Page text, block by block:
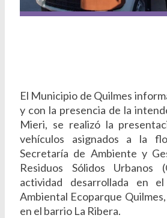
El Municipio de Quilmes
y con la presencia de la
Mieri, se realizó la
vehículos asignados a la
Secretaría de Ambiente y
Residuos Sólidos Urbanos
actividad desarrollada en
Ambiental Ecoparque
en el barrio La Ribera.